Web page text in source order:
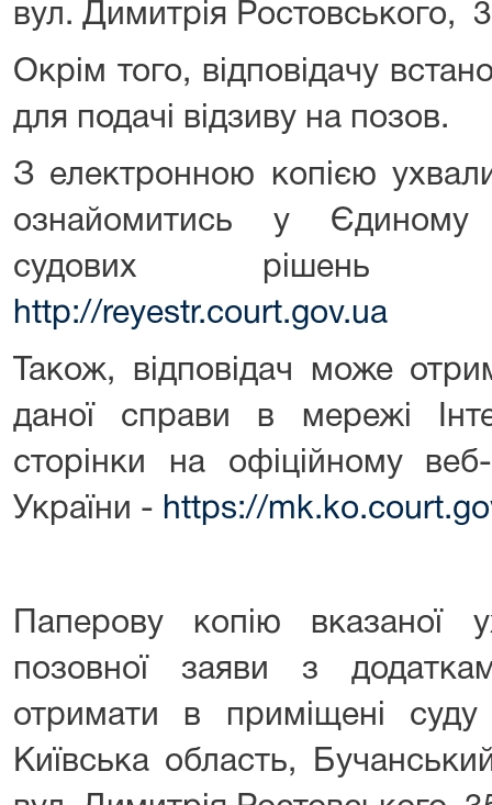
вул. Димитрія Ростовського,
Окрім того, відповідачу
для подачі відзиву на позов.
З електронною копією
ознайомитись у Єдиному
судових рішень
http://reyestr.court.gov.ua
Також, відповідач може
даної справи в мережі
сторінки на офіційному
України - https://
Паперову копію вказаної
позовної заяви з
отримати в приміщені
Київська область,